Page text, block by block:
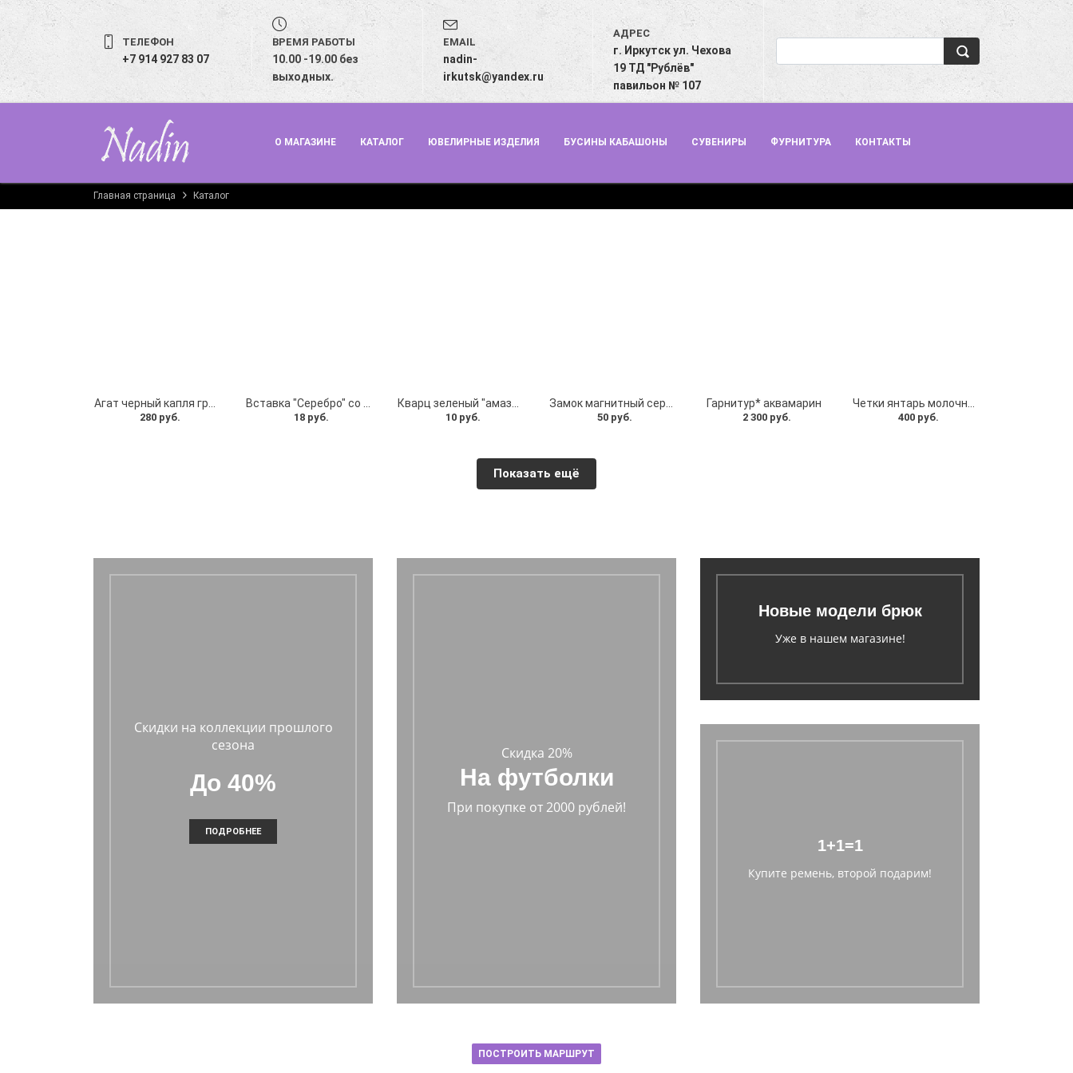
ТЕЛЕФОН
+7 914 927 83 07
ВРЕМЯ РАБОТЫ
10.00 -19.00 без
выходных.
EMAIL
nadin-
irkutsk@yandex.ru
АДРЕС
г. Иркутск ул. Чехова
19 ТД "Рублёв"
павильон № 107
О МАГАЗИНЕ КАТАЛОГ ЮВЕЛИРНЫЕ ИЗДЕЛИЯ БУСИНЫ КАБАШОНЫ СУВЕНИРЫ ФУРНИТУРА КОНТАКТЫ
Главная страница Каталог
Агат черный капля граненая
280 руб.
Вставка "Серебро" со стразами ф12,5мм 6тигранник
18 руб.
Кварц зеленый "амазонит" ф8 мм
10 руб.
Замок магнитный серый на шнур
50 руб.
Гарнитур* аквамарин
2 300 руб.
Четки янтарь молочный (108 бусин)
400 руб.
Показать ещё
Скидки на коллекции прошлого
сезона
До 40%
ПОДРОБНЕЕ
Скидка 20%
На футболки
При покупке от 2000 рублей!
Новые модели брюк
Уже в нашем магазине!
1+1=1
Купите ремень, второй подарим!
ПОСТРОИТЬ МАРШРУТ